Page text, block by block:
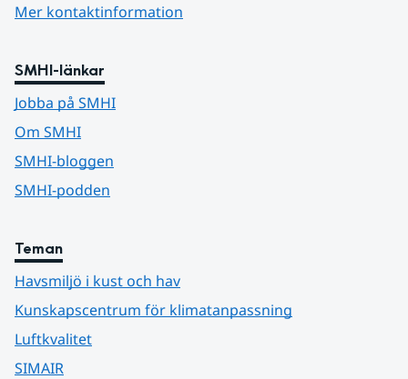
Mer kontaktinformation
SMHI-länkar
Jobba på SMHI
Om SMHI
SMHI-bloggen
SMHI-podden
Teman
Havsmiljö i kust och hav
Kunskapscentrum för klimatanpassning
Luftkvalitet
SIMAIR